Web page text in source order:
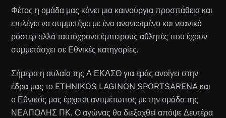
Φέτος η ομάδα μας κάνει μια καινούργια προσπάθεια και
επιλέγει να συμμετέχει με ένα ανανεωμένο και νεανικό
ρόστερ αλλά ταυτόχρονα έμπειρους αθλητές που έχουν
συμμετάσχει σε Εθνικές κατηγορίες.
Σήμερα η αυλαία της Α ΕΚΑΣΘ για εμάς ανοίγει στην
έδρα μας το ETHNIKOS LAGINON SPORTSARENA και
ο Εθνικός μας έρχεται αντιμέτωπος με την ομάδα της
ΝΕΑΠΟΛΗΣ ΠΚ. Ο αγώνας θα διεξαχθεί απόψε Δευτέρα